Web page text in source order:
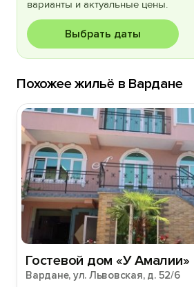
варианты и актуальные цены.
Выбрать даты
Похожее жильё в Вардане
Гостевой дом «У Амалии»
Вардане, ул. Львовская, д. 52/6